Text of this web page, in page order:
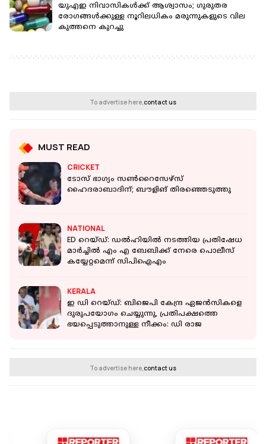
യുഎഇ നിവാസികൾക്ക് ആശ്വാസം; ഗുരുതര
രോഗങ്ങൾക്കുള്ള നൂറിലധികം മരുന്നുകളുടെ വില
കുത്തനെ കുറച്ചു
To advertise here,contact us
MUST READ
CRICKET
ടോസ് ഭാഗ്യം സൺറൈസേഴ്‌സ്
ഹൈദരാബാദിന്; ബൗളിങ് തിരഞ്ഞെടുത്തു
NATIONAL
ED റെയ്ഡ്: ഡൽഹിയിൽ നടത്തിയ പ്രതിഷേധ
മാർച്ചിൽ എം എ ബേബിക്ക് നേരെ പൊലീസ്
കയ്യേറ്റമെന്ന് സിപിഐഎം
KERALA
ഇ ഡി റെയ്ഡ്: ബിജെപി കേന്ദ്ര ഏജന്‍സികളെ
ദുരുപയോഗം ചെയ്യുന്നു, പ്രതിപക്ഷത്തെ
ഭയപ്പെടുത്താനുള്ള നീക്കം: ഡി രാജ
To advertise here,contact us